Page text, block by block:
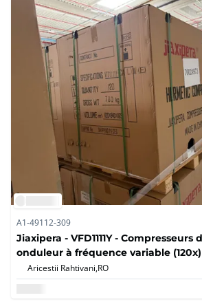
A1-49112-309
Jiaxipera - VFD1111Y -
onduleur à fréquence variable (120x)
Aricestii Rahtivani,RO